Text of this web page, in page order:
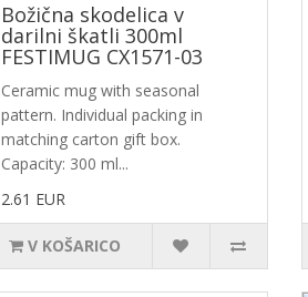
Božična skodelica v
darilni škatli 300ml
FESTIMUG CX1571-03
Ceramic mug with seasonal
pattern. Individual packing in
matching carton gift box.
Capacity: 300 ml...
2.61 EUR
V KOŠARICO